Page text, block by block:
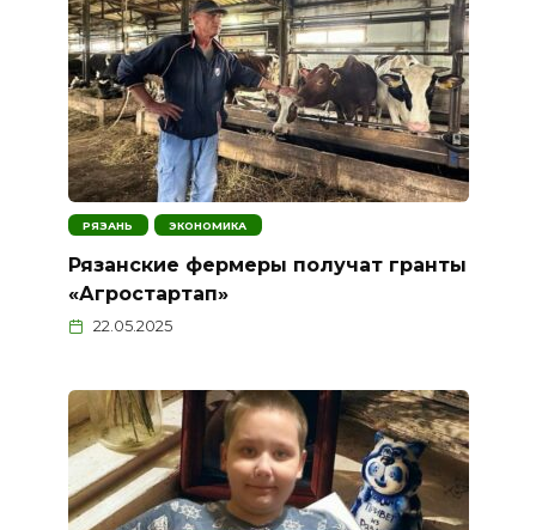
РЯЗАНЬ ЭКОНОМИКА
Рязанские фермеры получат гранты
«Агростартап»
22.05.2025